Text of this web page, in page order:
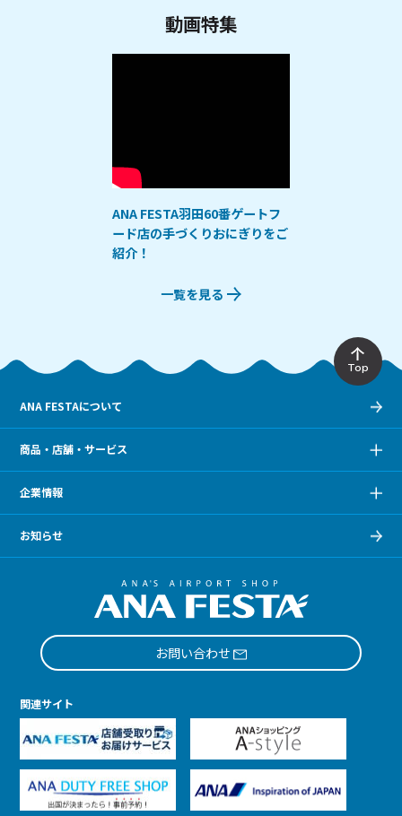
動画特集
ANA FESTA羽田60番ゲートフ
ード店の手づくりおにぎりをご
紹介！
一覧を見る
Top
ANA FESTAについて
商品・店舗・サービス
企業情報
お知らせ
お問い合わせ
関連サイト